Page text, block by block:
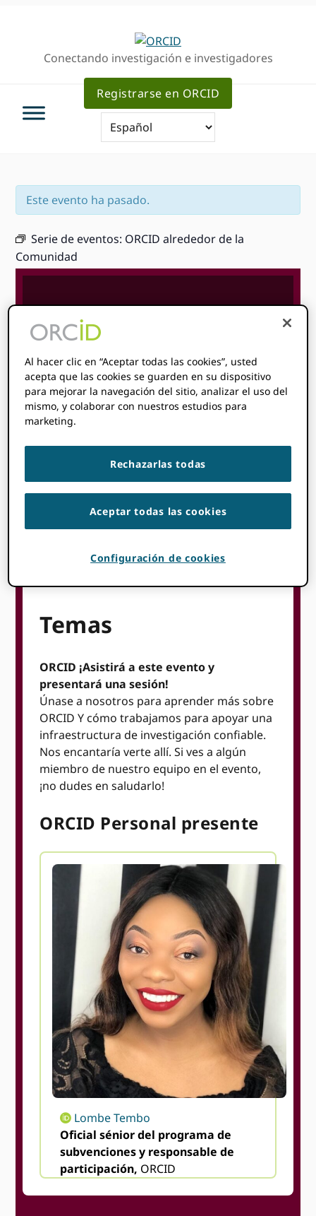
navegación
principalConectando investigación e investigadores
Registrarse en ORCID
Este evento ha pasado.
Serie de eventos: ORCID alrededor de la
Comunidad
Conferencia WACREN
2026
Marzo 23 @8:00–Marzo 27@5:00 pm
GMT
hora de inicio dondeson:No se pudo detectar su
zona horaria. Probarrecargala página.
MÁS INFORMACIÓN
Temas
ORCID ¡Asistirá a este evento y
presentará una sesión!
Únase a nosotros para aprender más sobre
ORCID Y cómo trabajamos para apoyar una
infraestructura de investigación confiable.
Nos encantaría verte allí. Si ves a algún
miembro de nuestro equipo en el evento,
¡no dudes en saludarlo!
ORCID Personal presente
Lombe Tembo
Oficial sénior del programa de
subvenciones y responsable de
participación, ORCID
Al hacer clic en “Aceptar todas las cookies”, usted
acepta que las cookies se guarden en su dispositivo
para mejorar la navegación del sitio, analizar el uso del
mismo, y colaborar con nuestros estudios para
marketing.
Rechazarlas todas
Aceptar todas las cookies
Configuración de cookies